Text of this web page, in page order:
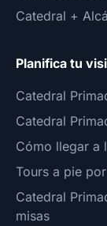
Catedral +
Planifica tu
Catedral
Catedral
Cómo llegar a
Tours a pie
Catedral
misas